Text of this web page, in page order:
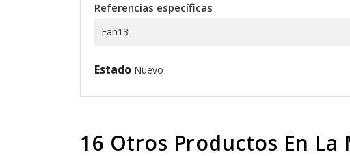
Referencias específicas
Ean13
Estado Nuevo
16 Otros Productos En La